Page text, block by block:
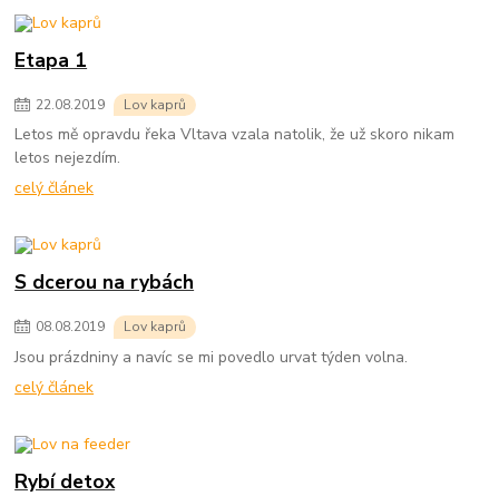
Etapa 1
22.08.2019 Lov kaprů
Letos mě opravdu řeka Vltava vzala natolik, že už skoro nikam
letos nejezdím.
celý článek
S dcerou na rybách
08.08.2019 Lov kaprů
Jsou prázdniny a navíc se mi povedlo urvat týden volna.
celý článek
Rybí detox